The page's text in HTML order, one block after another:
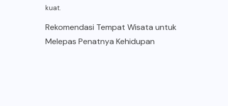
kuat.
Rekomendasi Tempat Wisata untuk
Melepas Penatnya Kehidupan